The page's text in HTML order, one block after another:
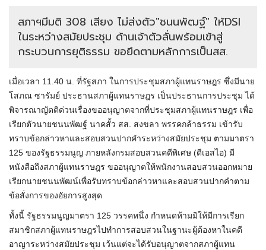
สภาฯมีมติ 308 เสียง ไม่ส่งตัว"ชนนพัฒฐ์" ให้DSI
ในระหว่างสมัยประชุม ด้านเจ้าตัวลั่นพร้อมเข้าสู่
กระบวนการยุติธรรม ขอยึดตามหลักการเป็นสส.
เมื่อเวลา 11.40 น. ที่รัฐสภา ในการประชุมสภาผู้แทนราษฎร ซึ่งมีนาย
โสภณ ซารัมย์ ประธานสภาผู้แทนราษฎร เป็นประธานการประชุม ได้
พิจารณาญัตติด่วนเรื่องขออนุญาตจากที่ประชุมสภาผู้แทนราษฎร เพื่อ
เรียกตัวนายชนนพัฒฐ์ นาคสั้ว สส. สงขลา พรรคกล้าธรรม เข้ารับ
ทราบข้อกล่าวหาและสอบสวนปากคำระหว่างสมัยประชุม ตามมาตรา
125 ของรัฐธรรมนูญ ภายหลังกรมสอบสวนคดีพิเศษ (ดีเอสไอ) มี
หนังสือถึงสภาผู้แทนราษฎร ขออนุญาตให้พนักงานสอบสวนออกหมาย
เรียกนายชนนพัฒน์เพื่อรับทราบข้อกล่าวหาและสอบสวนปากคำตาม
ข้อสั่งการของอัยการสูงสุด
ทั้งนี้ รัฐธรรมนูญมาตรา 125 วรรคหนึ่ง กำหนดห้ามมิให้มีการเรียก
สมาชิกสภาผู้แทนราษฎรไปทำการสอบสวนในฐานะผู้ต้องหาในคดี
อาญาระหว่างสมัยประชุม เว้นแต่จะได้รับอนุญาตจากสภาผู้แทน